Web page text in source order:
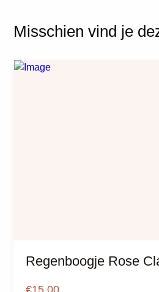
Misschien vind je
Regenboogje Rose